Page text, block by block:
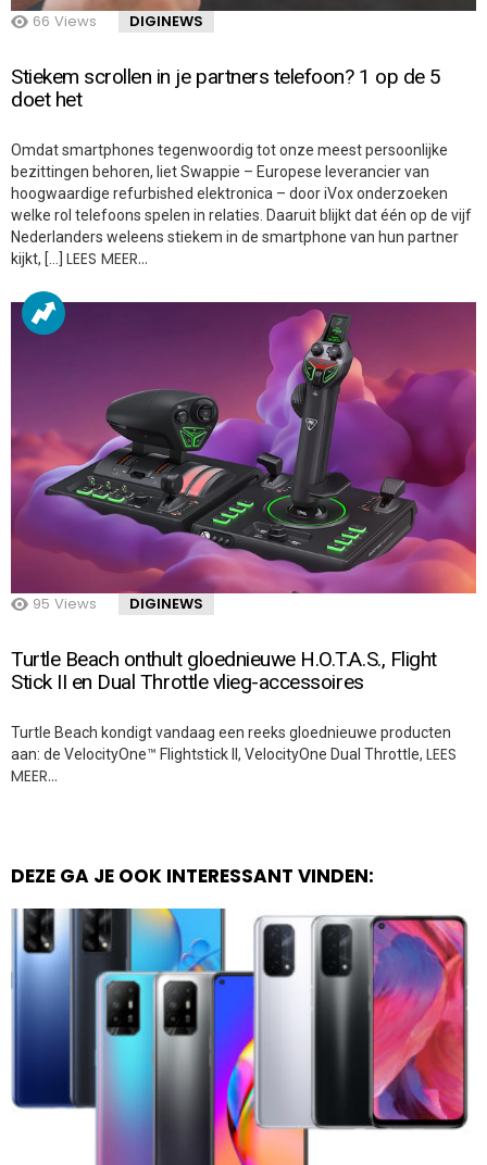
66 Views DIGINEWS
Stiekem scrollen in je partners telefoon? 1 op de 5
doet het
Omdat smartphones tegenwoordig tot onze meest persoonlijke
bezittingen behoren, liet Swappie – Europese leverancier van
hoogwaardige refurbished elektronica – door iVox onderzoeken
welke rol telefoons spelen in relaties. Daaruit blijkt dat één op de vijf
Nederlanders weleens stiekem in de smartphone van hun partner
kijkt, […] LEES MEER…
95 Views DIGINEWS
Turtle Beach onthult gloednieuwe H.O.T.A.S., Flight
Stick II en Dual Throttle vlieg-accessoires
Turtle Beach kondigt vandaag een reeks gloednieuwe producten
aan: de VelocityOne™ Flightstick II, VelocityOne Dual Throttle, LEES
MEER…
DEZE GA JE OOK INTERESSANT VINDEN: